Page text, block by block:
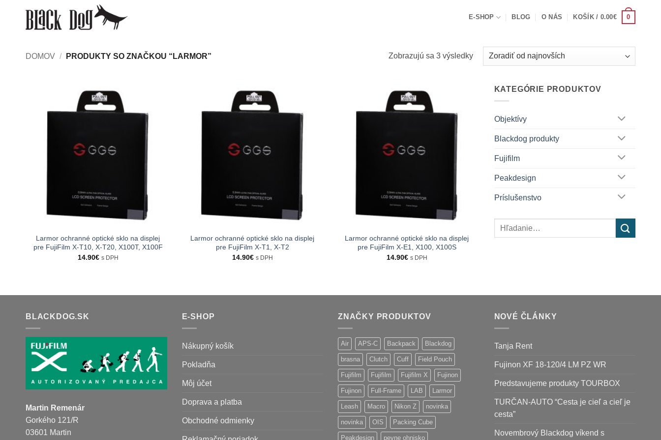
E-SHOP BLOG O NÁS KOŠÍK / 0.00€ 0
DOMOV / PRODUKTY SO ZNAČKOU “LARMOR” Zobrazujú sa 3 výsledkyZoradené
podľa
Larmor ochranné optické sklo na displej
pre FujiFilm X-T10, X-T20, X100T, X100F
14.90€ s DPH
Larmor ochranné optické sklo na displej
pre FujiFilm X-T1, X-T2
14.90€ s DPH
Larmor ochranné optické sklo na displej
pre FujiFilm X-E1, X100, X100S
14.90€ s DPH
KATEGÓRIE PRODUKTOV
Objektívy
Blackdog produkty
Fujifilm
Peakdesign
Príslušenstvo
Hľadať:
BLACKDOG.SK
Martin Remenár
Gorkého 121/R
03601 Martin
E-SHOP
Nákupný košík
Pokladňa
Môj účet
Doprava a platba
Obchodné odmienky
ZNAČKY PRODUKTOV
Air APS-C Backpack Blackdog
brasna Clutch Cuff Field Pouch
Fujifilm Fujifilm Fujifilm X Fujinon
Fujinon Full-Frame LAB Larmor
Leash Macro Nikon Z novinka
novinka OIS Packing Cube
Peakdesign pevne ohnisko
NOVÉ ČLÁNKY
Tanja Rent
Fujinon XF 18-120/4 LM PZ WR
Predstavujeme produkty TOURBOX
TURČAN-AUTO “Cesta je cieľ a cieľ je
cesta”
Novembrový Blackdog víkend s